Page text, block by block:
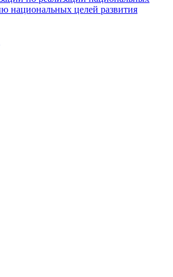
национальных целей развития